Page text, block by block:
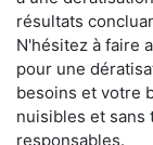
résultats
N'hésitez à faire
pour une
besoins et votre
nuisibles et
responsables.